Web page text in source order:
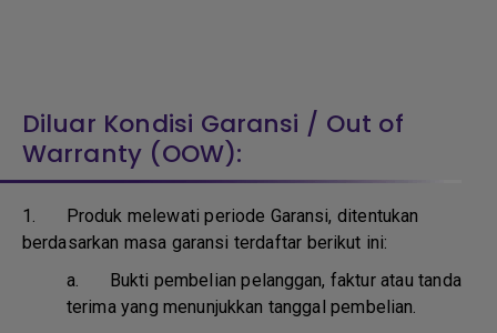
Diluar Kondisi Garansi / Out of
Warranty (OOW):
1. Produk melewati periode Garansi, ditentukan
berdasarkan masa garansi terdaftar berikut ini:
a. Bukti pembelian pelanggan, faktur atau tanda
terima yang menunjukkan tanggal pembelian.